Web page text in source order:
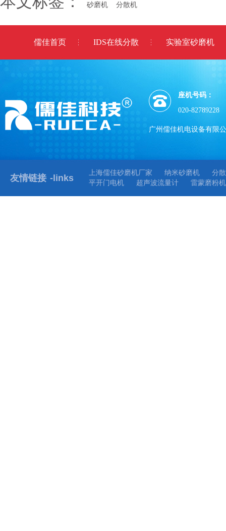
砂磨机 分散机
儒佳首页 IDS在线分散 实验室砂磨机
座机号码：
020-82789228
广州儒佳机电设备有限
友情链接 -links
上海儒佳砂磨机厂家 纳米砂磨机
分
平开门电机
超声波流量计 雷蒙磨粉机